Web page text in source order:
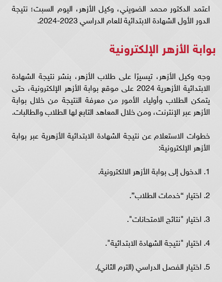
اعتمد الدكتور محمد الضويني، وكيل الأزهر، اليوم السبت؛ نتيجة
الدور الأول الشهادة الابتدائية ‏للعام الدراسي 2023-2024.
بوابة الأزهر الإلكترونية
وجه وكيل الأزهر، تيسيرًا على طلاب الأزهر، بنشر نتيجة الشهادة
الابتدائية ‏الأزهرية 2024 على موقع بوابة الأزهر الإلكترونية، حتى
يتمكن الطلاب وأولياء الأمور من معرفة النتيجة من خلال بوابة
الأزهر عبر ‏الإنترنت، ومن خلال المعاهد التابع لها الطلاب والطالبات.
خطوات الاستعلام عن نتيجة الشهادة الابتدائية الأزهرية عبر بوابة
الأزهر الإلكترونية:
1. الدخول إلى بوابة الأزهر الالكترونية.
2. اختيار “خدمات الطلاب”.
3. اختيار "نتائج الامتحانات".
4. اختيار "نتيجة الشهادة الابتدائية".
5. اختيار الفصل الدراسي (الترم الثاني).